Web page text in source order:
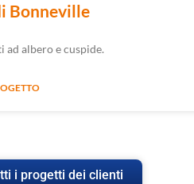
Bonneville
ad albero e cuspide.
i progetti dei clienti